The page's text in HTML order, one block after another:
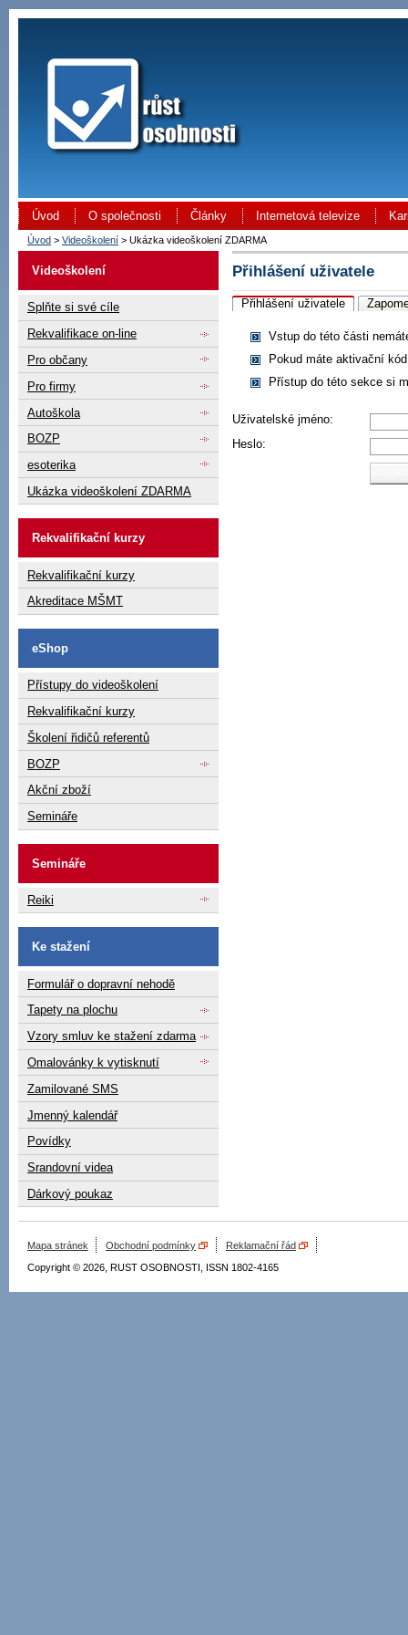
Úvod O společnosti Články Internetová televize
Úvod > Videoškolení > Ukázka videoškolení ZDARMA
Videoškolení
Splňte si své cíle
Rekvalifikace on-line
Pro občany
Pro firmy
Autoškola
BOZP
esoterika
Ukázka videoškolení ZDARMA
Rekvalifikační kurzy
Rekvalifikační kurzy
Akreditace MŠMT
eShop
Přístupy do videoškolení
Rekvalifikační kurzy
Školení řidičů referentů
BOZP
Akční zboží
Semináře
Semináře
Reiki
Ke stažení
Formulář o dopravní nehodě
Tapety na plochu
Vzory smluv ke stažení zdarma
Omalovánky k vytisknutí
Zamilované SMS
Jmenný kalendář
Povídky
Srandovní videa
Dárkový poukaz
Přihlášení uživatele
Přihlášení uživatele
Vstup do této části
Pokud máte aktivační
Přístup do této sekce si
Uživatelské jméno:
Heslo:
Mapa stránek Obchodní podmínky
Reklamační řád
Copyright © 2026, RUST OSOBNOSTI, ISSN 1802-4165